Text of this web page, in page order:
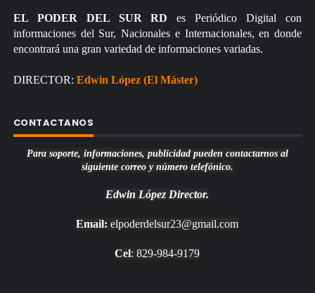
EL PODER DEL SUR RD es Periódico Digital con
informaciones del Sur, Nacionales e Internacionales, en donde
encontrará una gran variedad de informaciones variadas.
DIRECTOR: Edwin López (El Máster)
CONTACTANOS
Para soporte, informaciones, publicidad pueden contactarnos al
siguiente correo y número telefónico.
Edwin López Director.
Email: elpoderdelsur23@gmail.com
Cel: 829-984-9179